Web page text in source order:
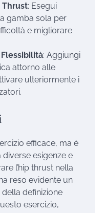
Thrust: Esegui
gamba sola per
e migliorare
: Aggiungi
attorno alle
ulteriormente i
efficace, ma è
esigenze e
l’hip thrust nella
reso evidente un
definizione
esercizio,